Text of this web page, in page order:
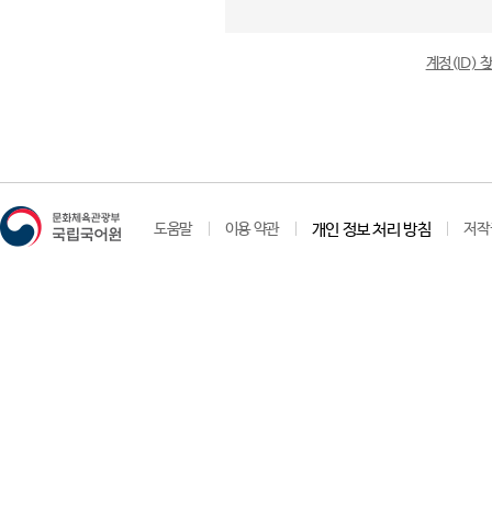
계정(ID)
도움말 이용 약관 개인 정보 처리 방침 저